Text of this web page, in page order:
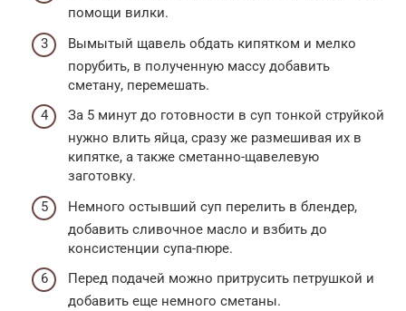
помощи вилки.
Вымытый щавель обдать кипятком и мелко
порубить, в полученную массу добавить
сметану, перемешать.
За 5 минут до готовности в суп тонкой струйкой
нужно влить яйца, сразу же размешивая их в
кипятке, а также сметанно-щавелевую
заготовку.
Немного остывший суп перелить в блендер,
добавить сливочное масло и взбить до
консистенции супа-пюре.
Перед подачей можно притрусить петрушкой и
добавить еще немного сметаны.